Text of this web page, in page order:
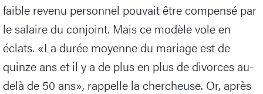
faible revenu personnel pouvait être compensé par
le salaire du conjoint. Mais ce modèle vole en
éclats. «La durée moyenne du mariage est de
quinze ans et il y a de plus en plus de divorces au-
delà de 50 ans», rappelle la chercheuse. Or, après